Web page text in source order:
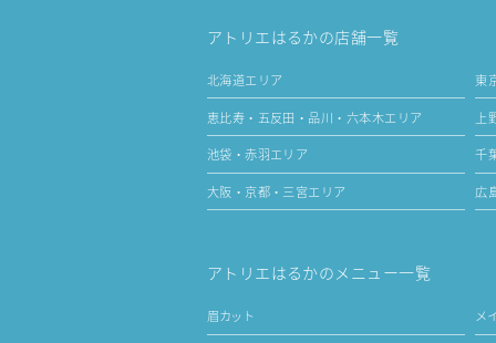
アトリエはるかの店舗一覧
北海道エリア 東
恵比寿・五反田・品川・六本木エリア 上
池袋・赤羽エリア 千
大阪・京都・三宮エリア 広
アトリエはるかのメニュー一覧
眉カット メ